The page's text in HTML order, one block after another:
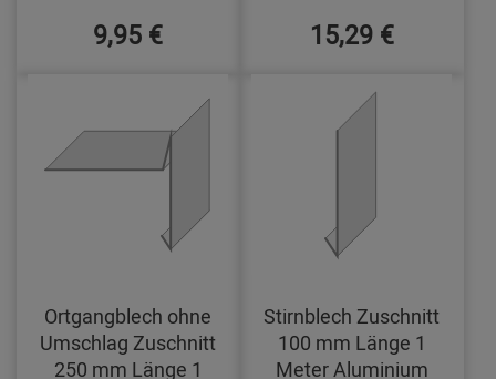
9,95 € 15,29 €
Ortgangblech ohne
Umschlag Zuschnitt
250 mm Länge 1
Stirnblech Zuschnitt
100 mm Länge 1
Meter Aluminium